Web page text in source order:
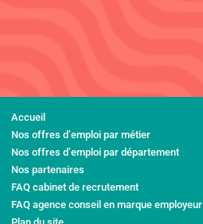
Accueil
Nos offres d’emploi par métier
Nos offres d’emploi par département
Nos partenaires
FAQ cabinet de recrutement
FAQ agence conseil en marque employeur